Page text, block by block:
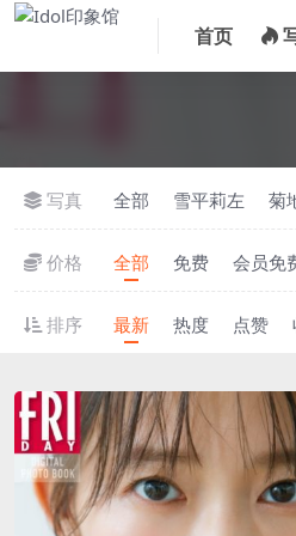
首页
写真 全部 雪平莉左 菊
价格 全部 免费 会员免
排序 最新 热度 点赞